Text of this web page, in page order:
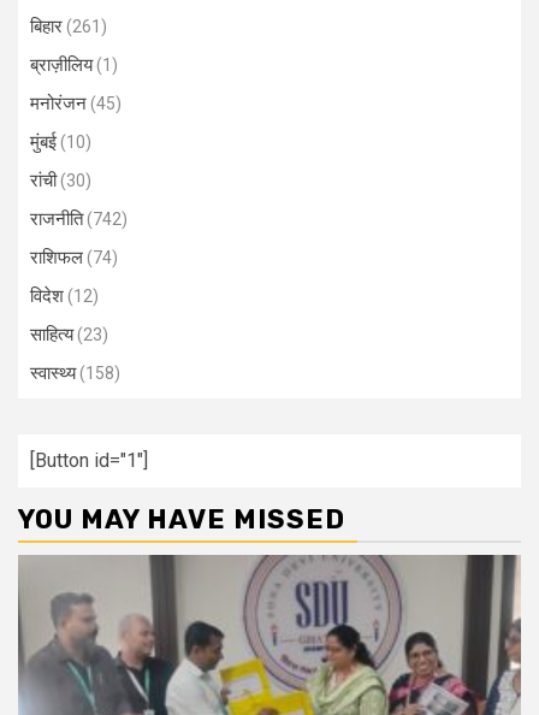
बिहार(261)
ब्राज़ीलिय(1)
मनोरंजन(45)
मुंबई(10)
रांची(30)
राजनीति(742)
राशिफल(74)
विदेश(12)
साहित्य(23)
स्वास्थ्य(158)
[Button id="1"]
YOU MAY HAVE MISSED